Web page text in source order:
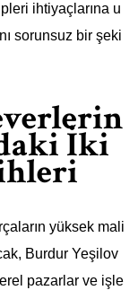
ihtiyaçlarına u
sorunsuz bir şeki
İki
yüksek mali
Burdur Yeşilov
pazarlar ve işle